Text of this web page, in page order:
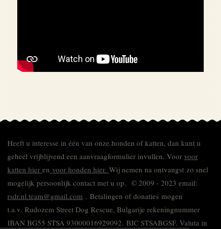
Heeft u interesse in één van onze honden of katten, dan kunt u
geheel vrijblijvend een aanvraagformulier invullen. Voor voor
katten hier en voor honden hier. Wij nemen na ontvangst zo snel
mogelijk persoonlijk contact met u op. © 2009 - 2023 email:
rsdr.nl.team@gmail.com . Betalingen of donaties mogen
t.a.v. Rudozem Street Dog Rescue, Bulgarije rekeningnummer
IBAN BG55 STSA 93000016929092. BIC STSABGSF. Valuta in